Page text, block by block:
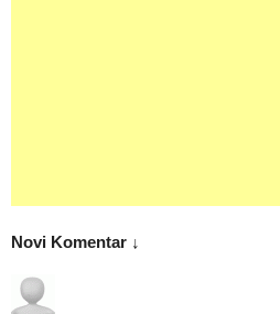
Novi Komentar ↓